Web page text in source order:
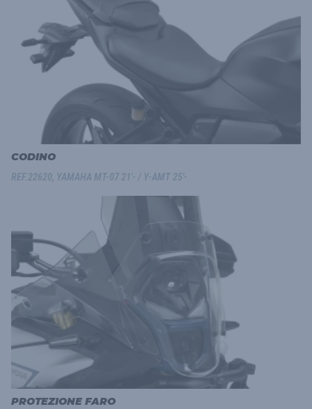
CODINO
REF.22620, YAMAHA MT-07 21'- / Y-AMT 25'-
PROTEZIONE FARO